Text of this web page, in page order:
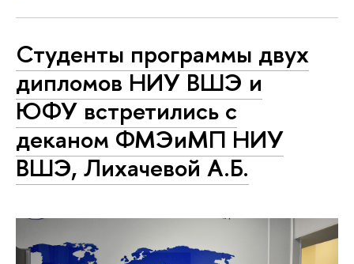
Студенты программы двух
дипломов НИУ ВШЭ и
ЮФУ встретились с
деканом ФМЭиМП НИУ
ВШЭ, Лихачевой А.Б.